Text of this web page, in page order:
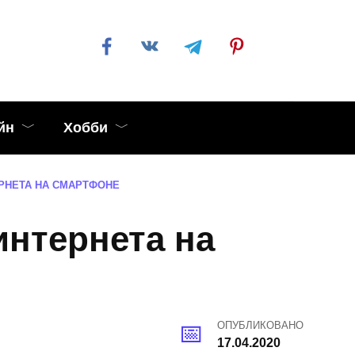
Хобби
НА СМАРТФОНЕ
на
ОПУБЛИКОВАНО
17.04.2020